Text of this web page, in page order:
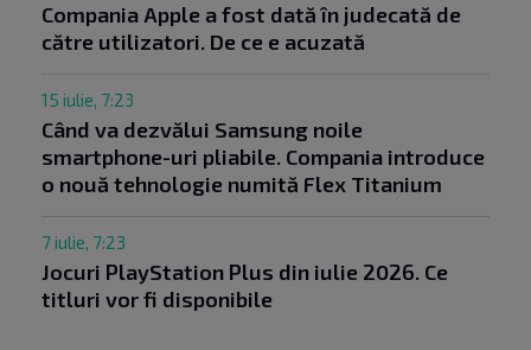
Compania Apple a fost dată în judecată de
către utilizatori. De ce e acuzată
15 iulie, 7:23
Când va dezvălui Samsung noile
smartphone-uri pliabile. Compania introduce
o nouă tehnologie numită Flex Titanium
7 iulie, 7:23
Jocuri PlayStation Plus din iulie 2026. Ce
titluri vor fi disponibile